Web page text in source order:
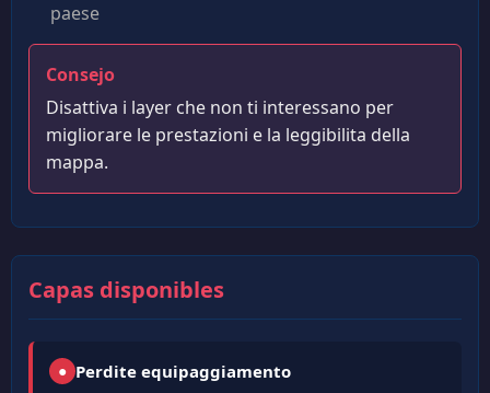
paese
Consejo
Disattiva i layer che non ti interessano per
migliorare le prestazioni e la leggibilita della
mappa.
Capas disponibles
● Perdite equipaggiamento